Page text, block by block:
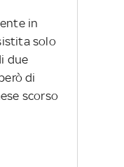
in
solo
due
di
scorso